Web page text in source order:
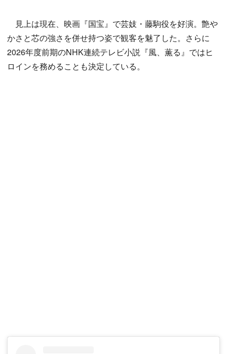
見上は現在、映画『国宝』で芸妓・藤駒役を好演。艶や
かさと芯の強さを併せ持つ姿で観客を魅了した。さらに
2026年度前期のNHK連続テレビ小説『風、薫る』ではヒ
ロインを務めることも決定している。